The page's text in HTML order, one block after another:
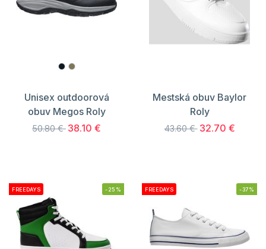
Unisex outdoorová
obuv Megos Roly
50.80 € 38.10 €
Mestská obuv Baylor
Roly
43.60 € 32.70 €
FREEDAYS -25% FREEDAYS -37%